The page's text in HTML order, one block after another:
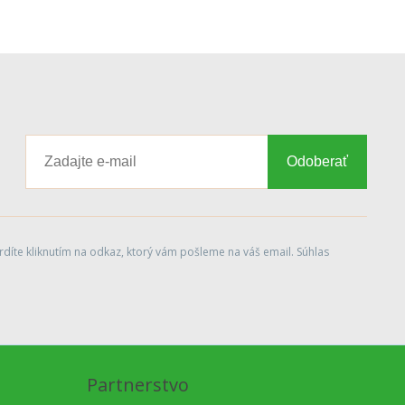
Odoberať
kliknutím na odkaz, ktorý vám pošleme na váš email. Súhlas
Partnerstvo